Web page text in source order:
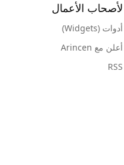
لأصحاب الأعمال
أدوات (Widgets)
أعلن مع Arincen
RSS